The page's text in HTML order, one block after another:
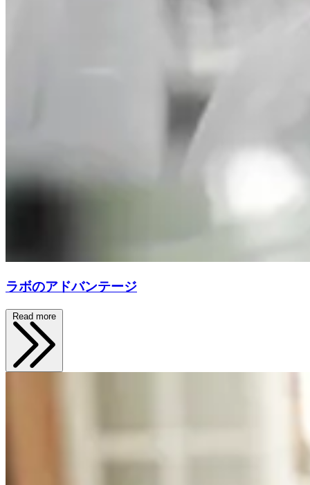
ラボのアドバンテージ
Read more